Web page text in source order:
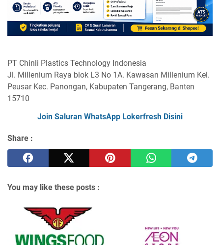
PT Chinli Plastics Technology Indonesia
Jl. Millenium Raya blok L3 No 1A. Kawasan Millenium Kel.
Peusar Kec. Panongan, Kabupaten Tangerang, Banten
15710
Join Saluran WhatsApp Lokerfresh Disini
Share :
You may like these posts :